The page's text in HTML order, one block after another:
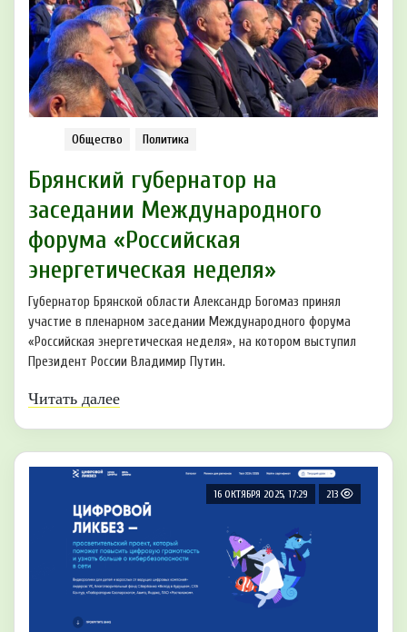
Общество Политика
Брянский губернатор на
заседании Международного
форума «Российская
энергетическая неделя»
Губернатор Брянской области Александр Богомаз принял
участие в пленарном заседании Международного форума
«Российская энергетическая неделя», на котором выступил
Президент России Владимир Путин.
Читать далее
16 ОКТЯБРЯ 2025, 17:29 213